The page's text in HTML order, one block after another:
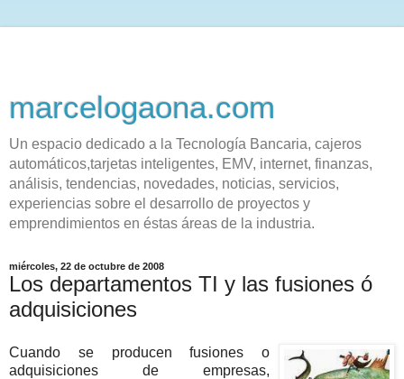
marcelogaona.com
Un espacio dedicado a la Tecnología Bancaria, cajeros
automáticos,tarjetas inteligentes, EMV, internet, finanzas,
análisis, tendencias, novedades, noticias, servicios,
experiencias sobre el desarrollo de proyectos y
emprendimientos en éstas áreas de la industria.
miércoles, 22 de octubre de 2008
Los departamentos TI y las fusiones ó
adquisiciones
Cuando se producen fusiones o
adquisiciones de empresas,